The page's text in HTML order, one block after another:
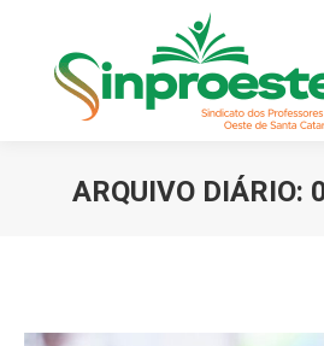
ARQUIVO DIÁRIO: